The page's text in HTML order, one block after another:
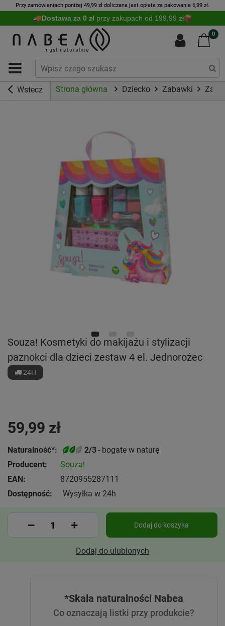
Przy zamówieniach poniżej 49,99 zł doliczana jest opłata za pakowanie 6,99 zł.
Dostawa za 0 zł przy zakupach od 199,99 zł
0
Wstecz Strona główna Dziecko Zabawki
Souza! Kosmetyki do makijażu i stylizacji
paznokci dla dzieci zestaw 4 el. Jednorożec
24H
Dostępność: Wysyłka w 24h
59,99 zł
Dodaj do koszyka
Dodaj do ulubionych
Naturalność*: 2/3- bogate w naturę
Producent:
Souza!
EAN:
8720955287111
*Skala naturalności Nabea
Co oznaczają listki przy produkcie?